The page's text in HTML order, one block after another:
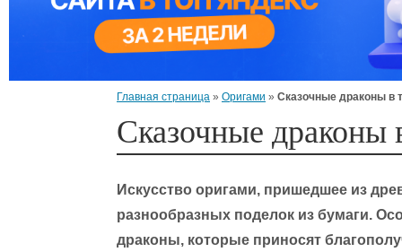
Главная страница » Оригами » Сказочные драконы в
Сказочные драконы
Искусство оригами, пришедшее из
разнообразных поделок из бумаги.
драконы, которые приносят